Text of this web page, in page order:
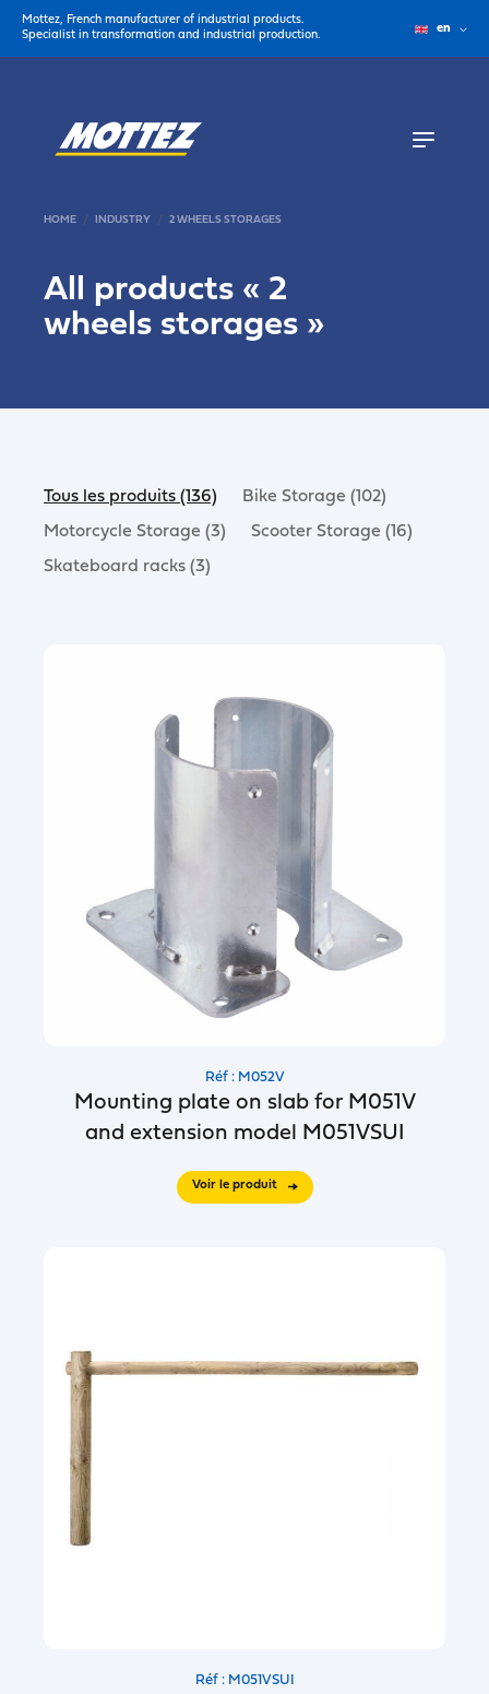
Mottez, French manufacturer of industrial products.
Specialist in transformation and industrial production.
en
HOME INDUSTRY 2 WHEELS STORAGES
All products « 2
wheels storages »
Tous les produits (136)
Bike Storage (102)
Motorcycle Storage (3)
Scooter Storage (16)
Skateboard racks (3)
Réf : M052V
Mounting plate on slab for M051V
and extension model M051VSUI
Voir le produit
Réf : M051VSUI